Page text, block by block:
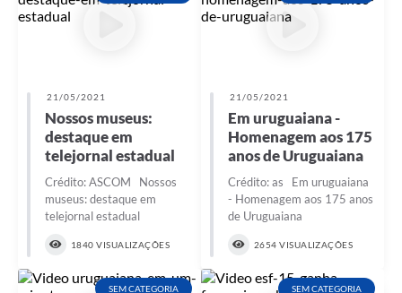
21/05/2021
Nossos museus:
destaque em
telejornal estadual
Crédito: ASCOM Nossos
museus: destaque em
telejornal estadual
1840 VISUALIZAÇÕES
21/05/2021
Em uruguaiana -
Homenagem aos 175
anos de Uruguaiana
Crédito: as Em uruguaiana
- Homenagem aos 175 anos
de Uruguaiana
2654 VISUALIZAÇÕES
SEM CATEGORIA SEM CATEGORIA